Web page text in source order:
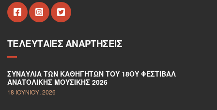
ΤΕΛΕΥΤΑΊΕΣ ΑΝΑΡΤΉΣΕΙΣ
ΣΥΝΑΥΛΊΑ ΤΩΝ ΚΑΘΗΓΗΤΏΝ ΤΟΥ 18ΟΥ ΦΕΣΤΙΒΆΛ
ΑΝΑΤΟΛΙΚΉΣ ΜΟΥΣΙΚΉΣ 2026
18 ΙΟΥΝΊΟΥ, 2026